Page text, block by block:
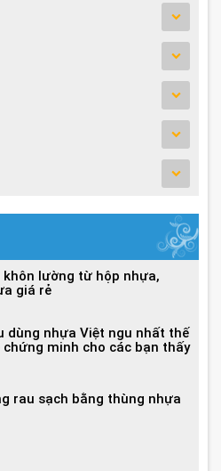
khôn lường từ hộp nhựa,
giá rẻ
dùng nhựa Việt ngu nhất thế
chứng minh cho các bạn thấy
rau sạch bằng thùng nhựa